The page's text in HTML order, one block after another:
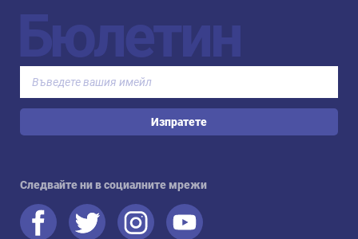
Бюлетин
Изпратете
Следвайте ни в социалните мрежи